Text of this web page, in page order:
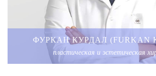
ФУРКАН КУРДАЛ (FURKAN
пластическая и эстетическая